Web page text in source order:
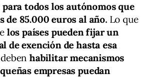
todos los autónomos que
de 85.000 euros al año. Lo que
los países pueden fijar un
de exención de hasta esa
habilitar mecanismos
empresas puedan